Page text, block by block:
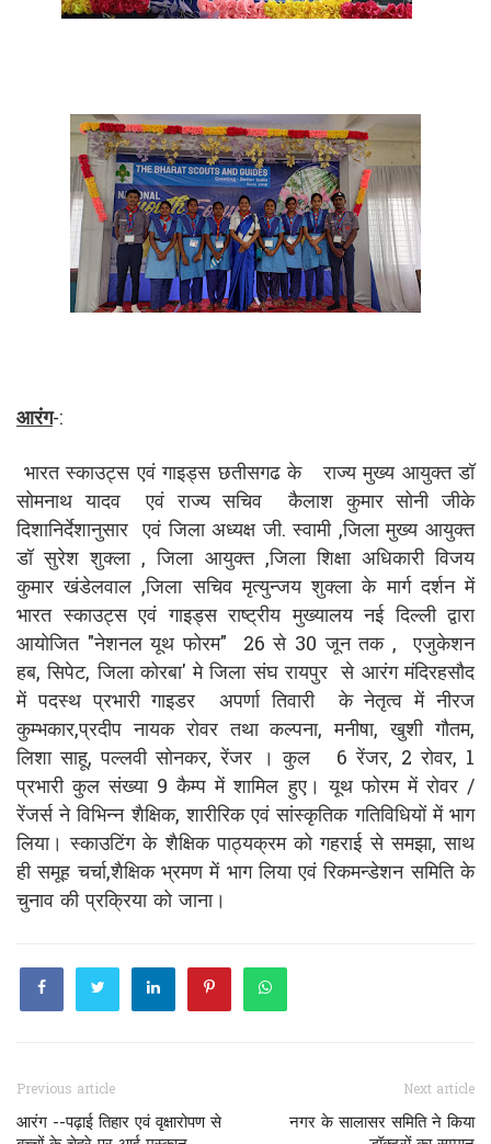
आरंग-:
भारत स्काउट्स एवं गाइड्स छतीसगढ के राज्य मुख्य आयुक्त डॉ
सोमनाथ यादव एवं राज्य सचिव कैलाश कुमार सोनी जीके
दिशानिर्देशानुसार एवं जिला अध्यक्ष जी. स्वामी ,जिला मुख्य आयुक्त
डॉ सुरेश शुक्ला , जिला आयुक्त ,जिला शिक्षा अधिकारी विजय
कुमार खंडेलवाल ,जिला सचिव मृत्युन्जय शुक्ला के मार्ग दर्शन में
भारत स्काउट्स एवं गाइड्स राष्ट्रीय मुख्यालय नई दिल्ली द्वारा
आयोजित "नेशनल यूथ फोरम" 26 से 30 जून तक , एजुकेशन
हब, सिपेट, जिला कोरबा' मे जिला संघ रायपुर से आरंग मंदिरहसौद
में पदस्थ प्रभारी गाइडर अपर्णा तिवारी के नेतृत्व में नीरज
कुम्भकार,प्रदीप नायक रोवर तथा कल्पना, मनीषा, खुशी गौतम,
लिशा साहू, पल्लवी सोनकर, रेंजर । कुल 6 रेंजर, 2 रोवर, 1
प्रभारी कुल संख्या 9 कैम्प में शामिल हुए। यूथ फोरम में रोवर /
रेंजर्स ने विभिन्न शैक्षिक, शारीरिक एवं सांस्कृतिक गतिविधियों में भाग
लिया। स्काउटिंग के शैक्षिक पाठ्यक्रम को गहराई से समझा, साथ
ही समूह चर्चा,शैक्षिक भ्रमण में भाग लिया एवं रिकमन्डेशन समिति के
चुनाव की प्रक्रिया को जाना।
Previous article
आरंग --पढ़ाई तिहार एवं वृक्षारोपण से
Next article
नगर के सालासर समिति ने किया